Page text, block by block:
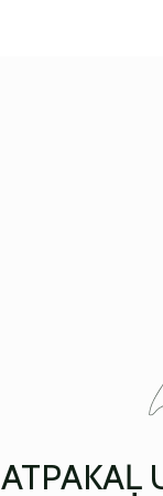
ATPAKAĻ